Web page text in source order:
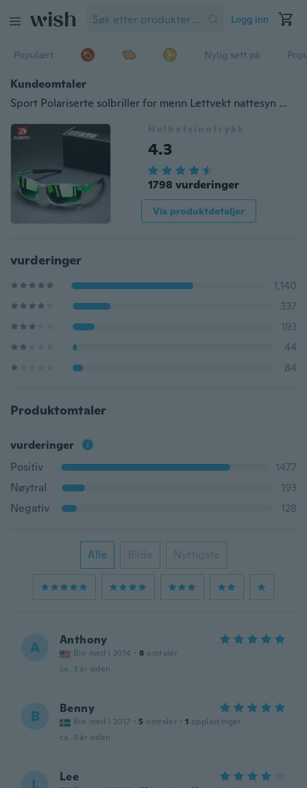
Logg inn
Populært Nylig sett på
Kundeomtaler
Sport Polariserte solbriller for menn Lettvekt nattesyn Mannlige nyanser Sykling Kjørefiske 100% UV-beskyttelsesbriller Solglass For menn
Helhetsinntrykk
4.3
1798 vurderinger
Vis produktdetaljer
vurderinger
1,140
337
193
44
84
Produktomtaler
vurderinger
Positiv
1477
Nøytral
193
Negativ
128
Alle Bilde Nyttigste
A Anthony
Ble med i 2014 · 8 omtaler
ca. 3 år siden
B Benny
Ble med i 2017 · 5 omtaler · 1 opplastinger
ca. 3 år siden
Lee